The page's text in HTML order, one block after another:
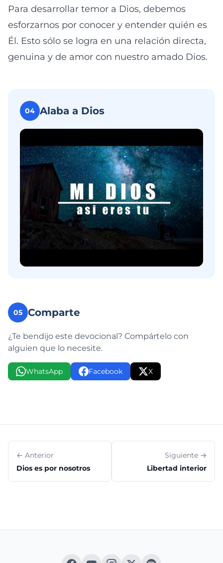
Para desarrollar temor a Dios, debemos
esforzarnos por conocer y entender quién es
Él. Esto sólo se logra en una relación directa,
genuina y de amor con nuestro amado Dios.
04 Alaba a Dios
05 Comparte
¿Te bendijo este devocional? Compártelo con
alguien que lo necesite.
WhatsApp Facebook X
← Anterior
Dios es por nosotros
Siguiente →
Libertad interior